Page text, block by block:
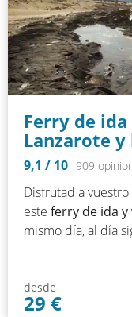
Ferry de
Lanzarote y
9,1 / 10 909
Disfrutad a
este ferry de ida y
mismo día, al día
desde
29 €